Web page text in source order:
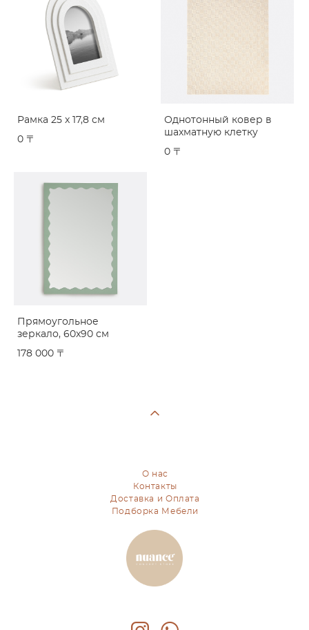
Рамка 25 x 17,8 см
0 〒
Однотонный ковер в
шахматную клетку
0 〒
Прямоугольное
зеркало, 60x90 см
178 000 〒
О нас
Контакты
Доставка и Оплата
Подборка Мебели